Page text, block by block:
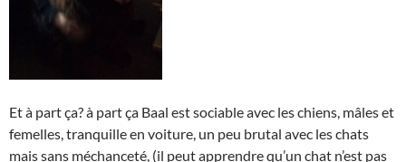
Et à part ça? à part ça Baal est sociable avec les chiens, mâles et
femelles, tranquille en voiture, un peu brutal avec les chats
mais sans méchanceté, (il peut apprendre qu’un chat n’est pas